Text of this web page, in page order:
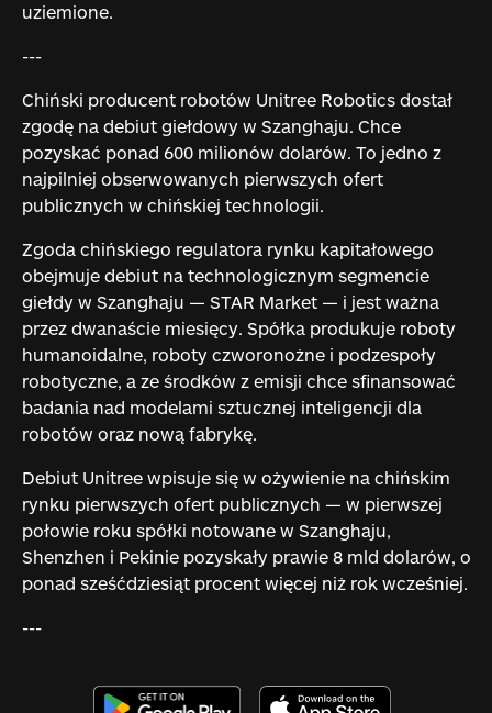
uziemione.
---
Chiński producent robotów Unitree Robotics dostał
zgodę na debiut giełdowy w Szanghaju. Chce
pozyskać ponad 600 milionów dolarów. To jedno z
najpilniej obserwowanych pierwszych ofert
publicznych w chińskiej technologii.
Zgoda chińskiego regulatora rynku kapitałowego
obejmuje debiut na technologicznym segmencie
giełdy w Szanghaju — STAR Market — i jest ważna
przez dwanaście miesięcy. Spółka produkuje roboty
humanoidalne, roboty czworonożne i podzespoły
robotyczne, a ze środków z emisji chce sfinansować
badania nad modelami sztucznej inteligencji dla
robotów oraz nową fabrykę.
Debiut Unitree wpisuje się w ożywienie na chińskim
rynku pierwszych ofert publicznych — w pierwszej
połowie roku spółki notowane w Szanghaju,
Shenzhen i Pekinie pozyskały prawie 8 mld dolarów, o
ponad sześćdziesiąt procent więcej niż rok wcześniej.
---